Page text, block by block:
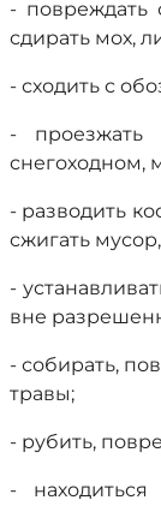
- повреждать
сдирать мох,
- сходить с
- проезжать
снегоходном,
- разводить
сжигать
-
вне
- собирать,
травы;
- рубить,
-